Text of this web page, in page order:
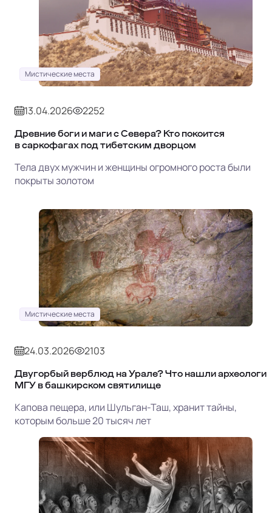
Мистические места
13.04.2026 2252
Древние боги и маги с Севера? Кто покоится
в саркофагах под тибетским дворцом
Тела двух мужчин и женщины огромного роста были
покрыты золотом
Мистические места
24.03.2026 2103
Двугорбый верблюд на Урале? Что нашли археологи
МГУ в башкирском святилище
Капова пещера, или Шульган-Таш, хранит тайны,
которым больше 20 тысяч лет